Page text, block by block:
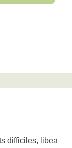
difficiles, libea